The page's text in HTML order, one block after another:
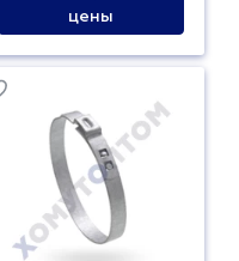
цены